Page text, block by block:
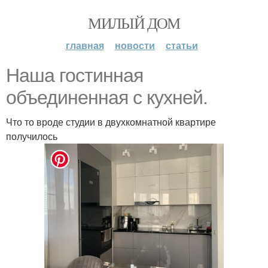
МИЛЫЙ ДОМ
главная новости статьи
Наша гостинная
объединенная с кухней.
Что то вроде студии в двухкомнатной квартире
получилось